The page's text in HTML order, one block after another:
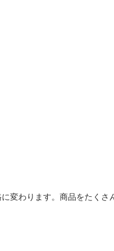
変わります。商品をたく